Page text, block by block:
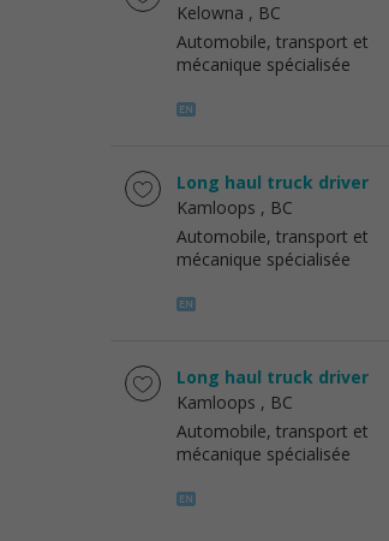
Kelowna , BC
Automobile, transport et
mécanique spécialisée
Long haul truck driver
Kamloops , BC
Automobile, transport et
mécanique spécialisée
Long haul truck driver
Kamloops , BC
Automobile, transport et
mécanique spécialisée